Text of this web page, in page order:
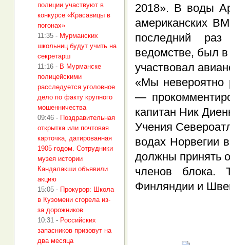
2018». В воды
американских
последний
ведомстве, был
участвовал
«Мы невероятно
—
капитан Ник
Учения
водах Норвегии
должны принять
членов блока.
Финляндии и
полиции участвуют в
конкурсе «Красавицы в
погонах»
11:35 - Мурманских
школьниц будут учить на
секретарш
11:16 - В Мурманске
полицейскими
расследуется уголовное
дело по факту крупного
мошенничества
09:46 - Поздравительная
открытка или почтовая
карточка, датированная
1905 годом. Сотрудники
музея истории
Кандалакши объявили
акцию
15:05 - Прокурор: Школа
в Кузомени сгорела из-
за дорожников
10:31 - Российских
запасников призовут на
два месяца